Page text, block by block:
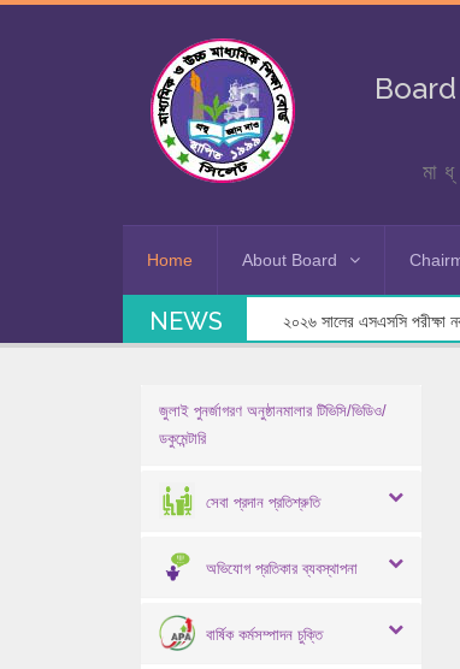
Home About Board
NEWS ২০২৬ সালের এসএসসি পরীক্ষা
জুলাই পুনর্জাগরণ অনুষ্ঠানমালার টিভিসি/ভিডিও/
ডকুমেন্টারি
সেবা প্রদান প্রতিশ্রুতি
অভিযোগ প্রতিকার ব্যবস্থাপনা
বার্ষিক কর্মসম্পাদন চুক্তি